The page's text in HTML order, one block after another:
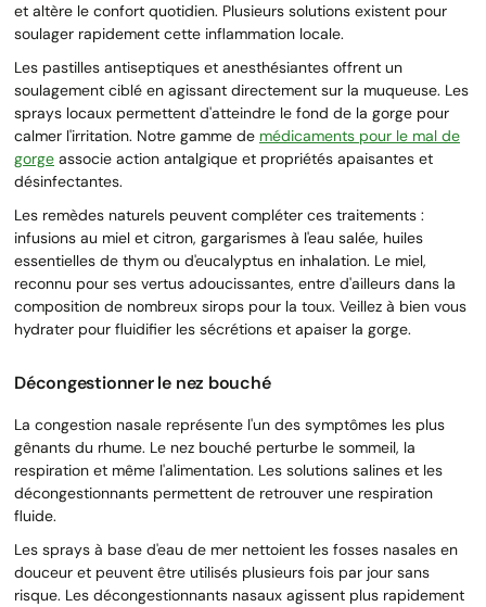
et altère le confort quotidien. Plusieurs solutions existent pour
soulager rapidement cette inflammation locale.
Les pastilles antiseptiques et anesthésiantes offrent un
soulagement ciblé en agissant directement sur la muqueuse. Les
sprays locaux permettent d'atteindre le fond de la gorge pour
calmer l'irritation. Notre gamme de médicaments pour le mal de
gorge associe action antalgique et propriétés apaisantes et
désinfectantes.
Les remèdes naturels peuvent compléter ces traitements :
infusions au miel et citron, gargarismes à l'eau salée, huiles
essentielles de thym ou d'eucalyptus en inhalation. Le miel,
reconnu pour ses vertus adoucissantes, entre d'ailleurs dans la
composition de nombreux sirops pour la toux. Veillez à bien vous
hydrater pour fluidifier les sécrétions et apaiser la gorge.
Décongestionner le nez bouché
La congestion nasale représente l'un des symptômes les plus
gênants du rhume. Le nez bouché perturbe le sommeil, la
respiration et même l'alimentation. Les solutions salines et les
décongestionnants permettent de retrouver une respiration
fluide.
Les sprays à base d'eau de mer nettoient les fosses nasales en
douceur et peuvent être utilisés plusieurs fois par jour sans
risque. Les décongestionnants nasaux agissent plus rapidement